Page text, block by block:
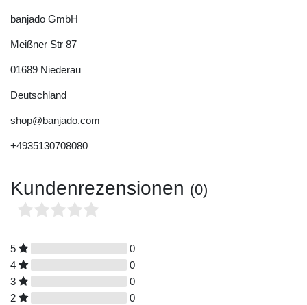
banjado GmbH
Meißner Str 87
01689 Niederau
Deutschland
shop@banjado.com
+4935130708080
Kundenrezensionen (0)
5
0
4
0
3
0
2
0